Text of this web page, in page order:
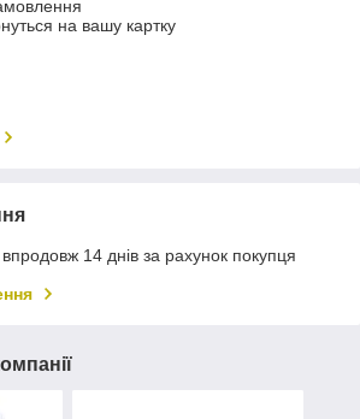
на вашу картку
14 днів за рахунок покупця